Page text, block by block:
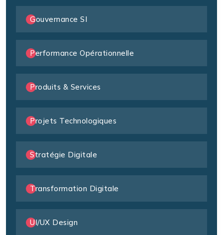
Gouvernance SI
Performance Opérationnelle
Produits & Services
Projets Technologiques
Stratégie Digitale
Transformation Digitale
UI/UX Design